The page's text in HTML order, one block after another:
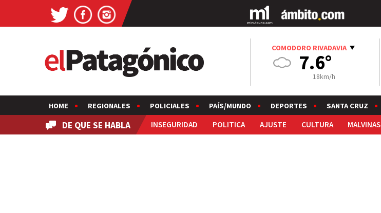
COMODORO RIVADAVIA
7.6°
18km/h
HOME REGIONALES POLICIALES PAÍS/MUNDO DEPORTES SANTA CRUZ
DE QUE SE HABLA INSEGURIDAD POLITICA AJUSTE CULTURA MALVINAS